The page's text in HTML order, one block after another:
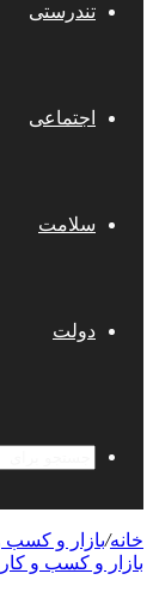
تندرستی
اجتماعی
سلامت
دولت
خانه/بازار و کسب
بازار و کسب و کار